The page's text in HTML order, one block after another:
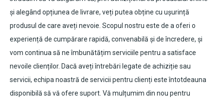
și alegând opțiunea de livrare, veți putea obține cu ușurință
produsul de care aveți nevoie. Scopul nostru este de a oferi o
experiență de cumpărare rapidă, convenabilă și de încredere, și
vom continua să ne îmbunătățim serviciile pentru a satisface
nevoile clienților. Dacă aveți întrebări legate de achiziție sau
servicii, echipa noastră de servicii pentru clienți este întotdeauna
disponibilă să vă ofere suport. Vă mulțumim din nou pentru